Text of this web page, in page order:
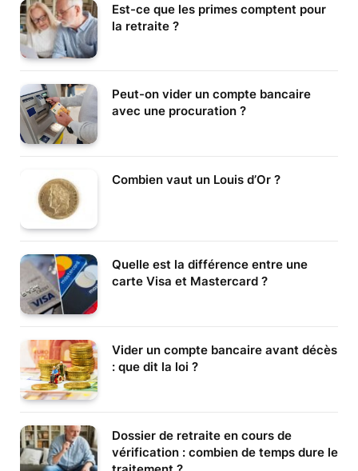
Est-ce que les primes comptent pour
la retraite ?
Peut-on vider un compte bancaire
avec une procuration ?
Combien vaut un Louis d’Or ?
Quelle est la différence entre une
carte Visa et Mastercard ?
Vider un compte bancaire avant décès
: que dit la loi ?
Dossier de retraite en cours de
vérification : combien de temps dure le